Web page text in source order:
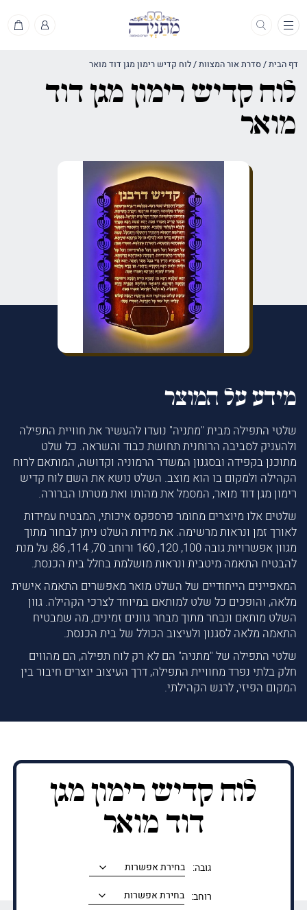
תפריט
דף הבית/סדרת אור המצוות/לוח קדיש רימון מגן דוד מואר
לוח קדיש רימון מגן דוד
מואר
מידע על המוצר
שלטי התפילה מבית "מתניה" נועדו להעשיר את חוויית התפילה
ולהעניק לסביבה הרוחנית תחושת כבוד והשראה. כל שלט
מתוכנן בקפידה ובסגנון המשדר הרמוניה וקדושה, המותאם לרוח
הקהילה ולמקום בו הוא מוצב. השלט נושא את השם לוח קדיש
רימון מגן דוד מואר, המסמל את מהותו ואת מטרתו הברורה.
שלטים אלו מיוצרים מחומר פרספקס איכותי, המבטיח עמידות
לאורך זמן ונראות מרשימה. את מידות השלט ניתן לבחור מתוך
מגוון אפשרויות גובה 100, 120, 160 ורוחב 70, 114, 86, על מנת
להבטיח התאמה מיטבית ונראות מושלמת בחלל בית הכנסת.
המאפיינים הייחודיים של השלט מואר מאפשרים התאמה אישית
מלאה, והופכים כל שלט למותאם במיוחד לצרכי הקהילה. גוון
השלט מותאם ונבחר מתוך מבחר גוונים זמינים, מה שמבטיח
התאמה מלאה לסגנון ולעיצוב הכולל של בית הכנסת.
שלטי התפילה של "מתניה" הם לא רק לוח תפילה, הם מהווים
חלק בלתי נפרד מחוויית התפילה, דרך העיצוב יוצרים חיבור בין
המקום הפיזי, לרגש הקהילתי.
לוח קדיש רימון מגן
דוד מואר
גובה:
רוחב: